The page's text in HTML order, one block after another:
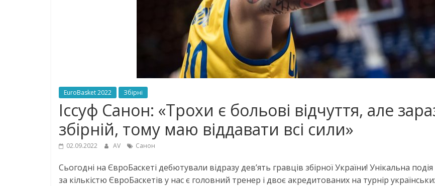
EuroBasket 2022 Збірні
Іссуф Санон: «Трохи є больові відчуття, але
збірній, тому маю віддавати всі сили»
02.09.2022 AV Санон
Сьогодні на ЄвроБаскеті дебютували відразу дев’ять гравців збірної України! Унікальна подія
за кількістю ЄвроБаскетів у нас є головний тренер і двоє акредитованих на турнір